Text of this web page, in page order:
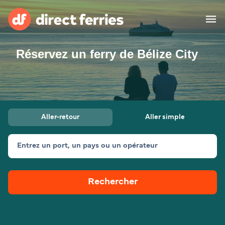
Compagnies de ferry
Pays
Billet de bateau
Traversées et ports
Canada (FR)
Mon Compte
Réservez un ferry de Bélize City
Aller-retour Aller simple
Entrez un port, un pays ou un opérateur
Rechercher